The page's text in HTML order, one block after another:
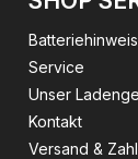
Batteriehinweis
Service
Unser
Kontakt
Versand &